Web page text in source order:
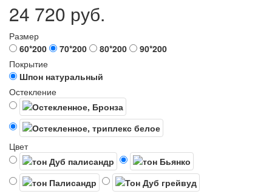
24 720 руб.
Размер
60*200
70*200 80*200
90*200
Покрытие
Шпон натуральный
Остекление
Цвет